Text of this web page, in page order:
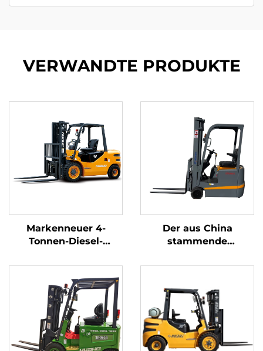
VERWANDTE PRODUKTE
Markenneuer 4-
Tonnen-Diesel-
hochwertigem
japanischem ISUZU-
Motor
Der aus China
stammende
gewichtsoptimierte
Gabelstapler mit 1,0
Tonne Tragfähigkeit
ist preisgünstig.